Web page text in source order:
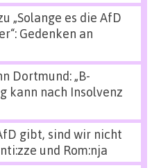
„Solange es die AfD
Gedenken an
Dortmund: „B-
kann nach Insolvenz
gibt, sind wir nicht
und Rom:nja